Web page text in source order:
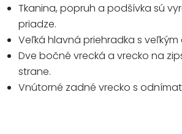
Tkanina, popruh a podšívka sú
priadze.
Veľká hlavná priehradka s
Dve bočné vrecká a vrecko na
strane.
Vnútorné zadné vrecko s